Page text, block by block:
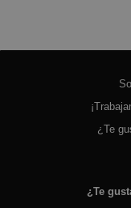
¿Te
¿Te